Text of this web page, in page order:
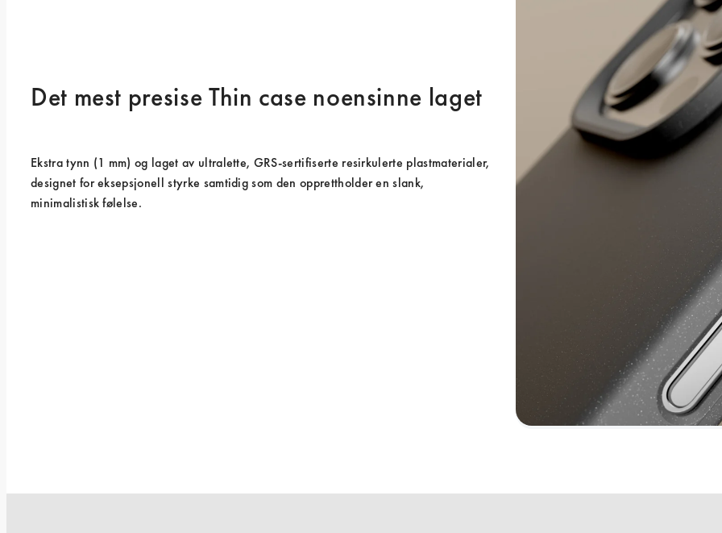
Det mest presise Thin case noensinne laget
Ekstra tynn (1 mm) og laget av ultralette, GRS-sertifiserte resirkulerte plastmaterialer,
designet for eksepsjonell styrke samtidig som den opprettholder en slank,
minimalistisk følelse.